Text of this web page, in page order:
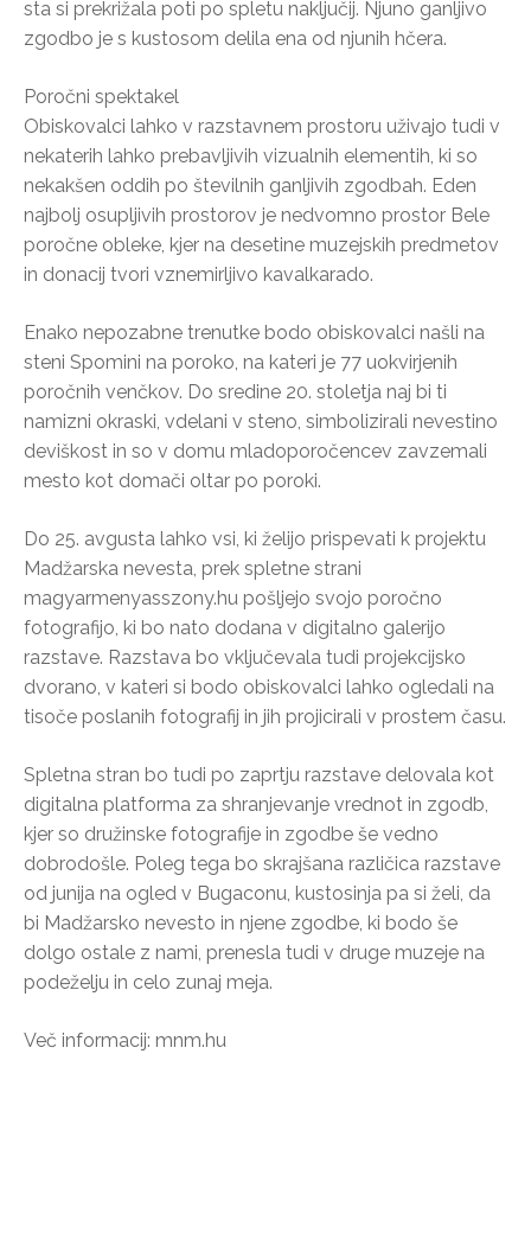
sta si prekrižala poti po spletu naključij. Njuno ganljivo
zgodbo je s kustosom delila ena od njunih hčera.
Poročni spektakel
Obiskovalci lahko v razstavnem prostoru uživajo tudi v
nekaterih lahko prebavljivih vizualnih elementih, ki so
nekakšen oddih po številnih ganljivih zgodbah. Eden
najbolj osupljivih prostorov je nedvomno prostor Bele
poročne obleke, kjer na desetine muzejskih predmetov
in donacij tvori vznemirljivo kavalkarado.
Enako nepozabne trenutke bodo obiskovalci našli na
steni Spomini na poroko, na kateri je 77 uokvirjenih
poročnih venčkov. Do sredine 20. stoletja naj bi ti
namizni okraski, vdelani v steno, simbolizirali nevestino
deviškost in so v domu mladoporočencev zavzemali
mesto kot domači oltar po poroki.
Do 25. avgusta lahko vsi, ki želijo prispevati k projektu
Madžarska nevesta, prek spletne strani
magyarmenyasszony.hu pošljejo svojo poročno
fotografijo, ki bo nato dodana v digitalno galerijo
razstave. Razstava bo vključevala tudi projekcijsko
dvorano, v kateri si bodo obiskovalci lahko ogledali na
tisoče poslanih fotografij in jih projicirali v prostem času.
Spletna stran bo tudi po zaprtju razstave delovala kot
digitalna platforma za shranjevanje vrednot in zgodb,
kjer so družinske fotografije in zgodbe še vedno
dobrodošle. Poleg tega bo skrajšana različica razstave
od junija na ogled v Bugaconu, kustosinja pa si želi, da
bi Madžarsko nevesto in njene zgodbe, ki bodo še
dolgo ostale z nami, prenesla tudi v druge muzeje na
podeželju in celo zunaj meja.
Več informacij: mnm.hu